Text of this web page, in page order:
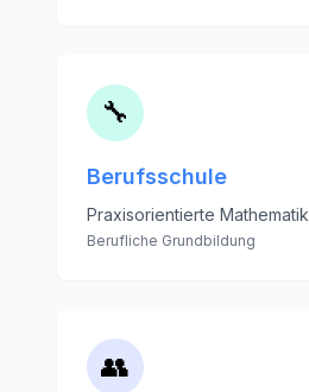
🔧
Berufsschule
Praxisorientierte Mathematik
Berufliche Grundbildung
👥